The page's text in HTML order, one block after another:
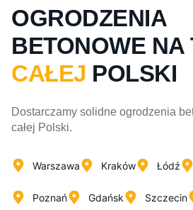
OGRODZENIA
BETONOWE NA
CAŁEJ POLSKI
Dostarczamy solidne ogrodzenia
całej Polski.
Warszawa Kraków Łódź
Poznań Gdańsk Szczecin